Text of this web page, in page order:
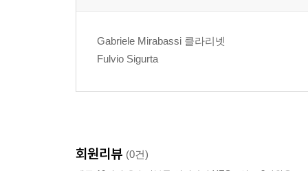
Gabriele Mirabassi 클라리넷
Fulvio Sigurta
회원리뷰 (0건)